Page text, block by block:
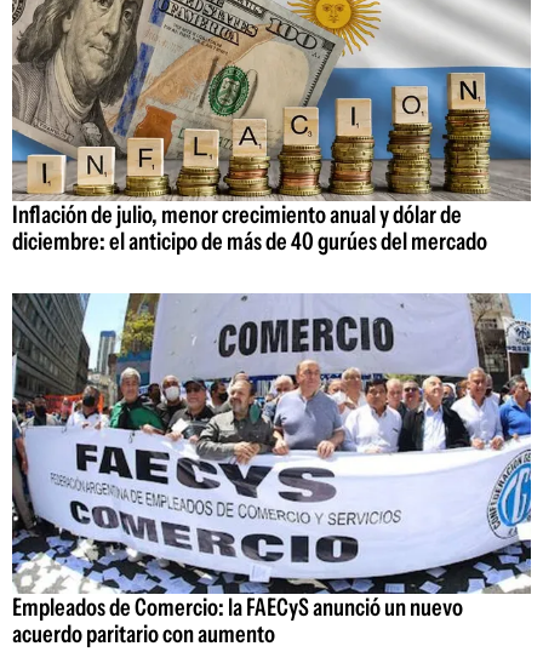
Inflación de julio, menor crecimiento anual y dólar de
diciembre: el anticipo de más de 40 gurúes del mercado
Empleados de Comercio: la FAECyS anunció un nuevo
acuerdo paritario con aumento